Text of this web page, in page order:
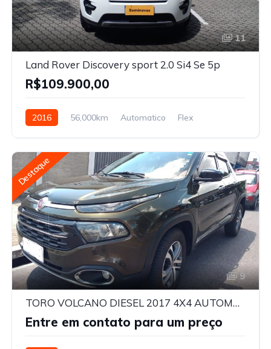
11
Land Rover Discovery sport 2.0 Si4 Se 5p
R$109.900,00
2016 56,000km Automatico Flex
Destaque
9
TORO VOLCANO DIESEL 2017 4X4 AUTOMATICA
Entre em contato para um preço